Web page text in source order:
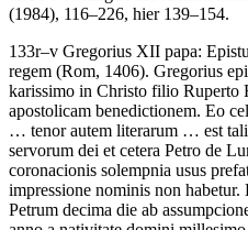
(1984), 116–226, hier 139–154.
133r–v Gregorius XII papa:
regem (Rom, 1406). Gregorius
karissimo in Christo filio Ruperto
apostolicam benedictionem. Eo
… tenor autem literarum … est
servorum dei et cetera Petro de
coronacionis solempnia usus
impressione nominis non
Petrum decima die ab